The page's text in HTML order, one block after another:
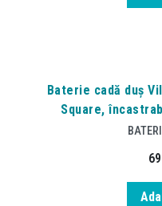
Baterie cadă duș
Square,